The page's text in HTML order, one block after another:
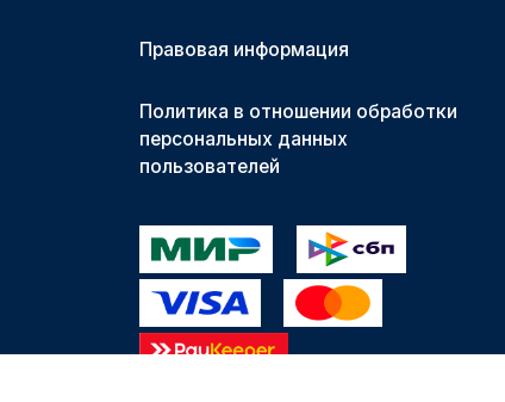
Правовая информация
Политика в отношении обработки
персональных данных
пользователей